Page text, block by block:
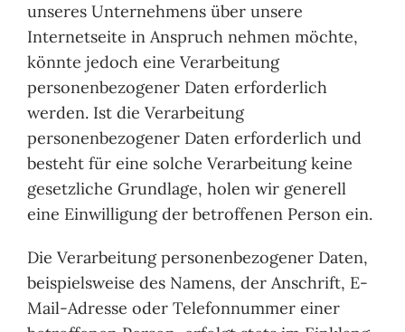
unseres Unternehmens über unsere
Internetseite in Anspruch nehmen möchte,
könnte jedoch eine Verarbeitung
personenbezogener Daten erforderlich
werden. Ist die Verarbeitung
personenbezogener Daten erforderlich und
besteht für eine solche Verarbeitung keine
gesetzliche Grundlage, holen wir generell
eine Einwilligung der betroffenen Person ein.
Die Verarbeitung personenbezogener Daten,
beispielsweise des Namens, der Anschrift, E-
Mail-Adresse oder Telefonnummer einer